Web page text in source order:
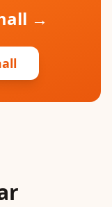
→